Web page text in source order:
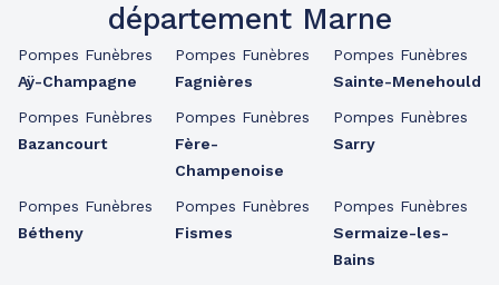
département Marne
Pompes Funèbres
Aÿ-Champagne
Pompes Funèbres
Bazancourt
Pompes Funèbres
Bétheny
Pompes Funèbres
Fagnières
Pompes Funèbres
Fère-
Champenoise
Pompes Funèbres
Fismes
Pompes Funèbres
Sainte-Menehould
Pompes Funèbres
Sarry
Pompes Funèbres
Sermaize-les-
Bains